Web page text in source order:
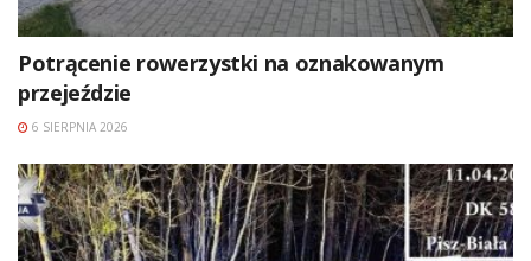
Potrącenie rowerzystki na oznakowanym
przejeździe
6 SIERPNIA 2026